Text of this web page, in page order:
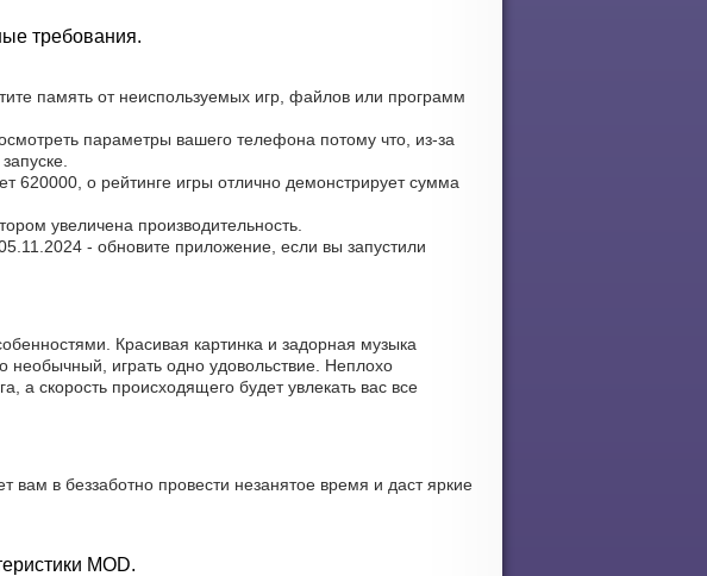
требования.
память от неиспользуемых игр, файлов или программ
параметры вашего телефона потому что, из-за
620000, о рейтинге игры отлично демонстрирует сумма
увеличена производительность.
- обновите приложение, если вы запустили
Красивая картинка и задорная музыка
играть одно удовольствие. Неплохо
а скорость происходящего будет увлекать вас все
вам в беззаботно провести незанятое время и даст яркие
MOD.